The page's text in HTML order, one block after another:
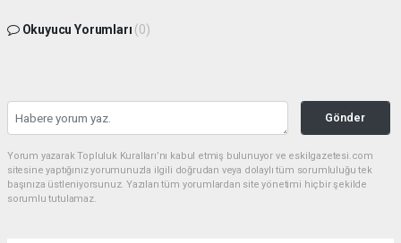
Okuyucu Yorumları (0)
Gönder
Yorum yazarak Topluluk Kuralları’nı kabul etmiş bulunuyor ve eskilgazetesi.com
sitesine yaptığınız yorumunuzla ilgili doğrudan veya dolaylı tüm sorumluluğu tek
başınıza üstleniyorsunuz. Yazılan tüm yorumlardan site yönetimi hiçbir şekilde
sorumlu tutulamaz.